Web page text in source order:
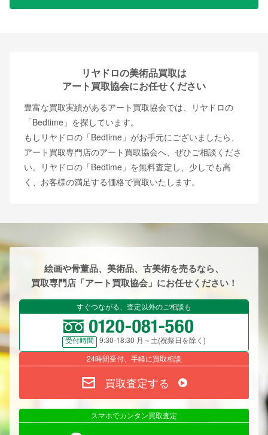
リヤドロの美術品買取は
アート買取協会にお任せください
豊富な買取実績があるアート買取協会では、リヤドロの
「Bedtime」を探しています。
もしリヤドロの「Bedtime」がお手元にございましたら、
アート買取専門店のアート買取協会へ、ぜひご相談くださ
い。リヤドロの「Bedtime」を無料査定し、少しでも高
く、お客様の満足する価格で買取いたします。
絵画や骨董品、美術品、古美術を売るなら、
買取専門店「アート買取協会」にお任せください！
すぐつながる、査定以外のご相談も
受付時間
9:30-18:30 月～土(祝祭日を除く)
24時間受付、手軽に買取相談
買取査定する
スマホでカンタン買取査定